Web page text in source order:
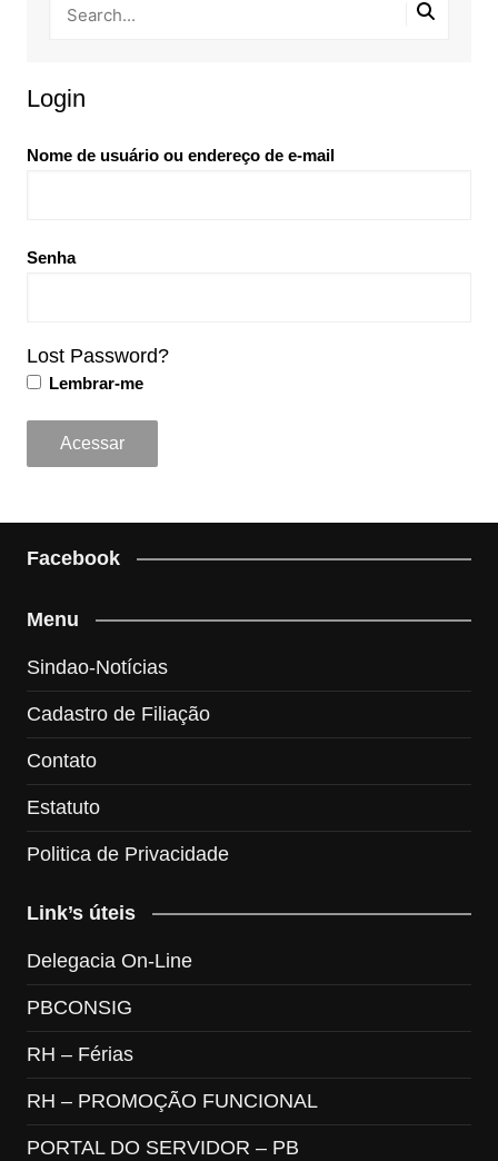
Login
Nome de usuário ou endereço de e-mail
Senha
Lost Password?
Lembrar-me
Facebook
Menu
Sindao-Notícias
Cadastro de Filiação
Contato
Estatuto
Politica de Privacidade
Link’s úteis
Delegacia On-Line
PBCONSIG
RH – Férias
RH – PROMOÇÃO FUNCIONAL
PORTAL DO SERVIDOR – PB